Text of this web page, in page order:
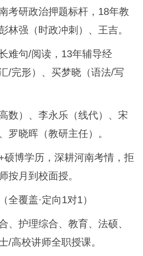
考研政治押题标杆，18年教
林强（时政冲刺）、王吉。
难句/阅读，13年辅导经
/完形）、买梦晓（语法/写
数）、李永乐（线代）、宋
罗晓晖（教研主任）。
硕博学历，深耕河南考情，拒
按月到校面授。
全覆盖·定向1对1）
、护理综合、教育、法硕、
/高校讲师全职授课。